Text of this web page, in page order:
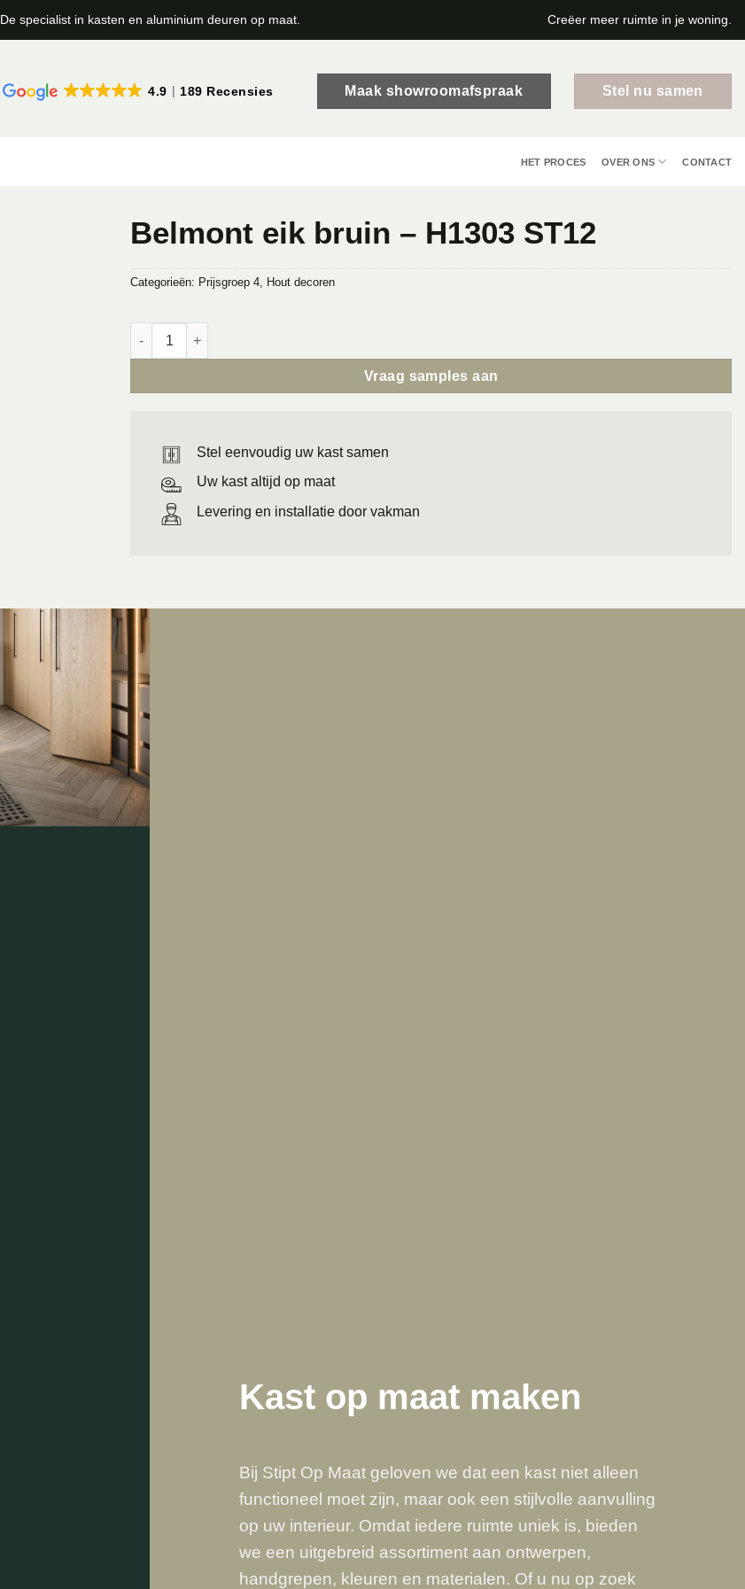
De specialist in kasten en aluminium deuren op maat. Creëer meer ruimte in je woning.
4.9 189 Recensies Maak showroomafspraak Stel nu samen
HET PROCES OVER ONS CONTACT
Belmont eik bruin – H1303 ST12
Categorieën: Prijsgroep 4 Hout decoren
Belmont eik bruin - H1303 ST12 aantal
Vraag samples aan
Stel eenvoudig uw kast samen
Uw kast altijd op maat
Levering en installatie door vakman
Kast op maat maken
Bij Stipt Op Maat geloven we dat een kast niet alleen
functioneel moet zijn, maar ook een stijlvolle aanvulling
op uw interieur. Omdat iedere ruimte uniek is, bieden
we een uitgebreid assortiment aan ontwerpen,
handgrepen, kleuren en materialen. Of u nu op zoek